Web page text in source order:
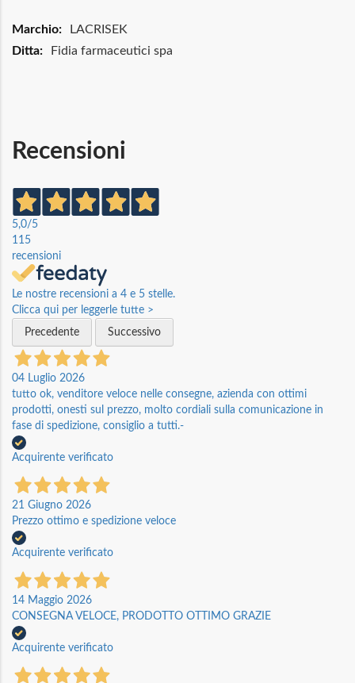
Maggiori
Informazioni
LACRISEK
Fidia farmaceutici spa
Recensioni
5,0/5
115
recensioni
Le nostre recensioni a 4 e 5 stelle.
Clicca qui per leggerle tutte >
Precedente
Successivo
04 Luglio 2026
tutto ok, venditore veloce nelle consegne, azienda con ottimi
prodotti, onesti sul prezzo, molto cordiali sulla comunicazione in
fase di spedizione, consiglio a tutti.-
Acquirente verificato
21 Giugno 2026
Prezzo ottimo e spedizione veloce
Acquirente verificato
14 Maggio 2026
CONSEGNA VELOCE, PRODOTTO OTTIMO GRAZIE
Acquirente verificato